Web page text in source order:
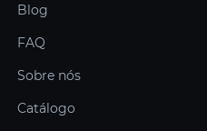
Blog
FAQ
Sobre nós
Catálogo